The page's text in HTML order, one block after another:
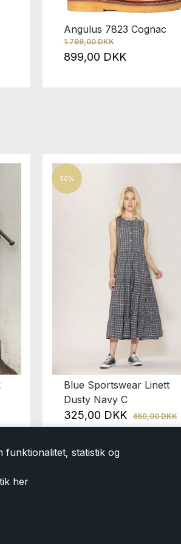
funktionalitet, statistik og
her
Angulus 7823 Cognac
1.799,00 DKK
899,00 DKK
50%
Blue Sportswear Linett
Dusty Navy C
650,00 DKK
325,00 DKK